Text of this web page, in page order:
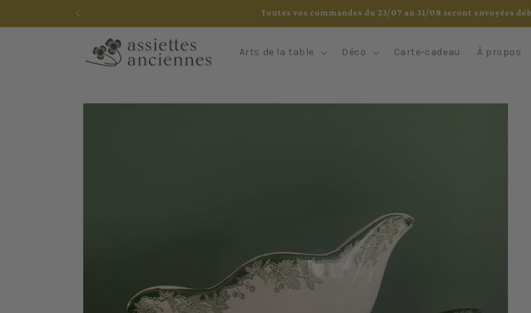
au
Toutes vos commandes du 23/07 au 31/08 seront envoyées
Arts de la table Déco Carte-cadeau À propos
Passer aux